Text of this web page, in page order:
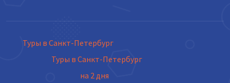
Туры в Санкт-Петербург
Туры в Санкт-Петербург
на 2 дня